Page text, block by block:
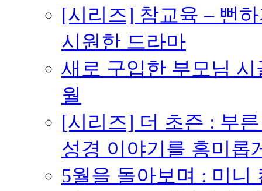
[시리즈] 참교육 – 뻔
시원한 드라마
새로 구입한 부모님 시
월
[시리즈] 더 초즌 : 부른
성경 이야기를 흥미롭
5월을 돌아보며 : 미니